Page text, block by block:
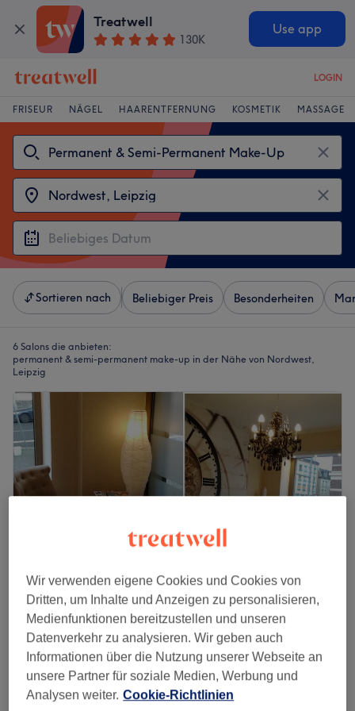
Treatwell
130K
Use app
LOGIN
FRISEUR NÄGEL HAARENTFERNUNG KOSMETIK MASSAGE
Sortieren nach Beliebiger Preis Besonderheiten
6 Salons die anbieten:
permanent & semi-permanent make-up in der Nähe von Nordwest,
Leipzig
Nails Deluxe Leipzig
4,9
927 Bewertungen
Leipzig
Auf Karte anzeigen
Permanent Make-Up - Augenbrauen
3 Std.
179 €
Wir verwenden eigene Cookies und Cookies von
Dritten, um Inhalte und Anzeigen zu personalisieren,
Medienfunktionen bereitzustellen und unseren
Datenverkehr zu analysieren. Wir geben auch
Informationen über die Nutzung unserer Webseite an
unsere Partner für soziale Medien, Werbung und
Analysen weiter. Cookie-Richtlinien